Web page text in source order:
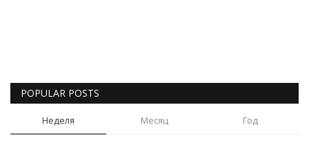
POPULAR POSTS
Неделя Месяц Год